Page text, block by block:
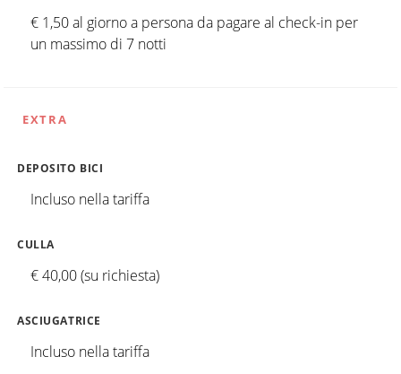
€ 1,50 al giorno a persona da pagare al check-in per
un massimo di 7 notti
EXTRA
DEPOSITO BICI
Incluso nella tariffa
CULLA
€ 40,00 (su richiesta)
ASCIUGATRICE
Incluso nella tariffa